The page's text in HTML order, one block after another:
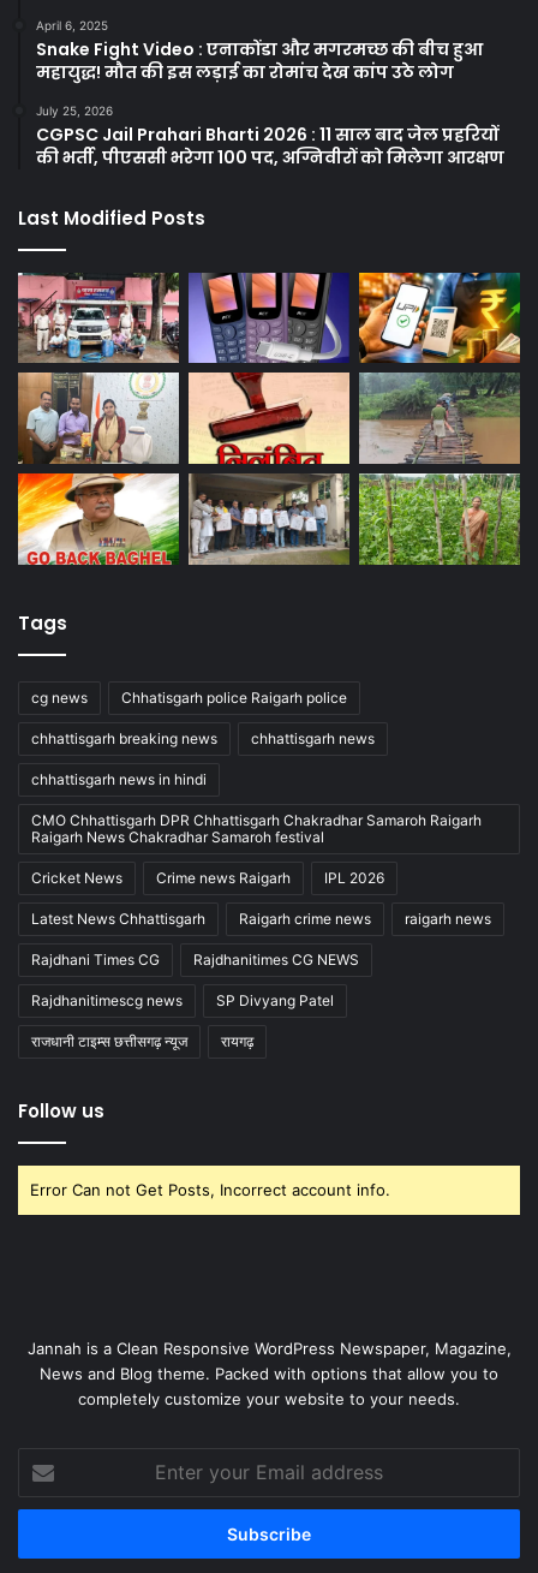
April 6, 2025
Snake Fight Video : एनाकोंडा और मगरमच्छ की बीच हुआ
महायुद्ध! मौत की इस लड़ाई का रोमांच देख कांप उठे लोग
July 25, 2026
CGPSC Jail Prahari Bharti 2026 : 11 साल बाद जेल प्रहरियों
की भर्ती, पीएससी भरेगा 100 पद, अग्निवीरों को मिलेगा आरक्षण
Last Modified Posts
Tags
cg news Chhatisgarh police Raigarh police
chhattisgarh breaking news chhattisgarh news
chhattisgarh news in hindi
CMO Chhattisgarh DPR Chhattisgarh Chakradhar Samaroh Raigarh
Raigarh News Chakradhar Samaroh festival
Cricket News Crime news Raigarh IPL 2026
Latest News Chhattisgarh Raigarh crime news raigarh news
Rajdhani Times CG Rajdhanitimes CG NEWS
Rajdhanitimescg news SP Divyang Patel
राजधानी टाइम्स छत्तीसगढ़ न्यूज रायगढ़
Follow us
Error Can not Get Posts, Incorrect account info.
Jannah is a Clean Responsive WordPress Newspaper, Magazine,
News and Blog theme. Packed with options that allow you to
completely customize your website to your needs.
your
Email